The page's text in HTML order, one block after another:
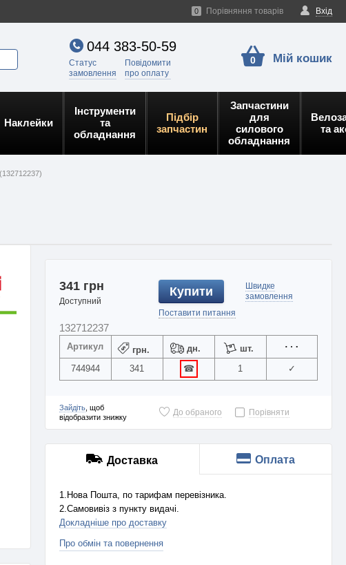
Вхід
0 Порівняння товарів
044 383-50-59
Статус
замовлення
Повідомити
про оплату
0 Мій кошик
Наклейки
Інструменти
та
обладнання
Підбір
запчастин
Запчастини
для
силового
обладнання
та
341 грн
Доступний
Купити
Поставити питання
Швидке
замовлення
132712237
Артикул грн. дн.
шт.
744944
341 ☎ 1 ✓
Зайдіть, щоб
відобразити знижку
До обраного Порівняти
Доставка Оплата
1.Нова Пошта, по тарифам перевізника.
2.Самовивіз з пункту видачі.
Докладніше про доставку
Про обмін та повернення